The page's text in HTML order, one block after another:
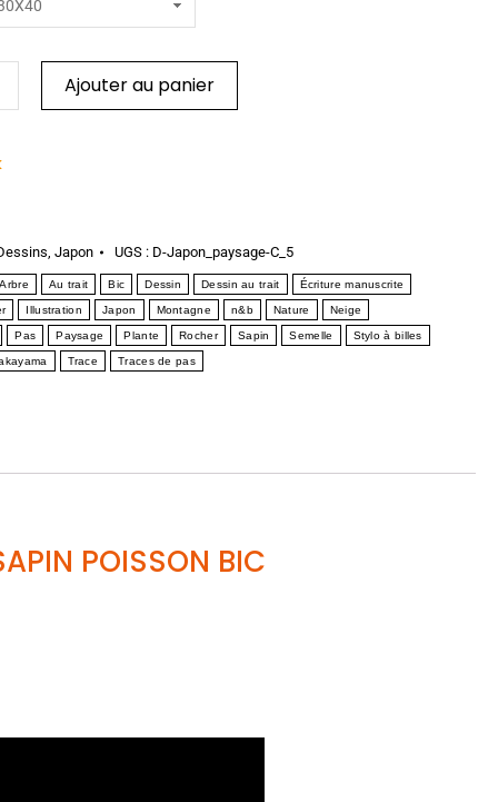
Ajouter au panier
,Japon UGS : D-Japon_paysage-C_5
Arbre Au trait Bic Dessin Dessin au trait Écriture manuscrite
Illustration Japon Montagne n&b Nature Neige
Pas Paysage Plante Rocher Sapin Semelle Stylo à billes
Trace Traces de pas
POISSON BIC